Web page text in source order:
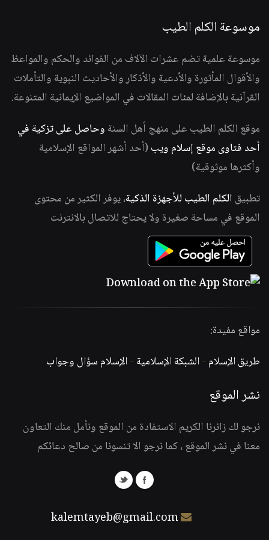
موسوعة الكلم الطيب
موسوعة علمية تضم عشرات الآلاف من الفوائد والحكم والمواعظ
والأقوال المأثورة والأدعية والأذكار والأحاديث النبوية والتأملات
القرآنية بالإضافة لمئات المقالات في المواضيع الإيمانية المتنوعة.
موقع الكلم الطيب على منهج أهل السنة وحاصل على تزكية في
أحد فتاوى موقع إسلام ويب (أحد أشهر المواقع الإسلامية
وأكثرها موثوقية)
تطبيق الكلم الطيب للأجهزة الذكية، يوفر الكثير من محتوى
الموقع في مساحة صغيرة ولا يحتاج للاتصال بالانترنت
مواقع مفيدة:
طريق الإسلام -الشبكة الإسلامية -الإسلام سؤال وجواب
نشر الموقع
نرجو لك زائرنا الكريم الاستفادة من الموقع ونأمل منك التعاون
معنا في نشر الموقع ، كما نرجو الا تنسونا من صالح دعائكم
kalemtayeb@gmail.com